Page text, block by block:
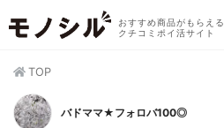
おすすめ商品がもらえる
クチコミポイ活サイト
TOP
バドママ★フォロバ100◎